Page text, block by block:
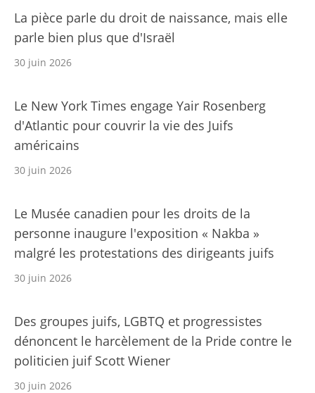
La pièce parle du droit de naissance, mais elle
parle bien plus que d'Israël
30 juin 2026
Le New York Times engage Yair Rosenberg
d'Atlantic pour couvrir la vie des Juifs
américains
30 juin 2026
Le Musée canadien pour les droits de la
personne inaugure l'exposition « Nakba »
malgré les protestations des dirigeants juifs
30 juin 2026
Des groupes juifs, LGBTQ et progressistes
dénoncent le harcèlement de la Pride contre le
politicien juif Scott Wiener
30 juin 2026